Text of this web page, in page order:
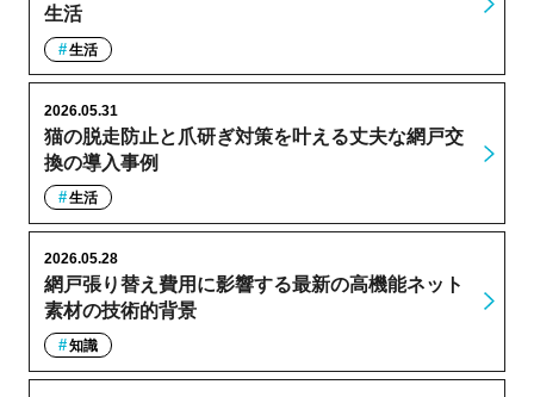
生活
生活
猫の脱走防止と爪研ぎ対策を叶える丈夫な網戸交
換の導入事例
2026.05.31
生活
網戸張り替え費用に影響する最新の高機能ネット
素材の技術的背景
2026.05.28
知識